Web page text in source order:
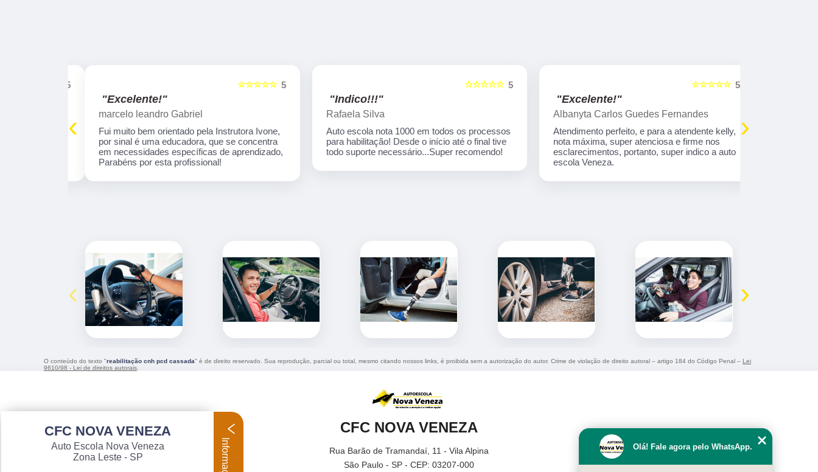
5
☆☆☆☆☆
"Excelente!"
marcelo leandro Gabriel
Fui muito bem orientado pela Instrutora Ivone,
por sinal é uma educadora, que se concentra
em necessidades específicas de aprendizado,
Parabéns por esta profissional!
5
☆☆☆☆☆
"Indico!!!"
Rafaela Silva
Auto escola nota 1000 em todos os processos
para habilitação! Desde o início até o final tive
todo suporte necessário...Super recomendo!
5
☆☆☆☆☆
"Excelente!"
Albanyta Carlos Guedes Fernandes
Atendimento perfeito, e para a atendente kelly,
nota máxima, super atenciosa e firme nos
esclarecimentos, portanto, super indico a auto
escola Veneza.
‹ ›
‹ ›
O conteúdo do texto "reabilitação cnh pcd cassada" é de direito reservado. Sua reprodução, parcial ou total, mesmo citando nossos links, é proibida sem a autorização do autor. Crime de violação de direito autoral – artigo 184 do Código Penal – Lei
9610/98 - Lei de direitos autorais.
CFC NOVA VENEZA
Rua Barão de Tramandaí, 11 - Vila Alpina
São Paulo - SP - CEP: 03207-000
Olá! Fale agora pelo WhatsApp.
CFC NOVA VENEZA
Auto Escola Nova Veneza
Zona Leste - SP